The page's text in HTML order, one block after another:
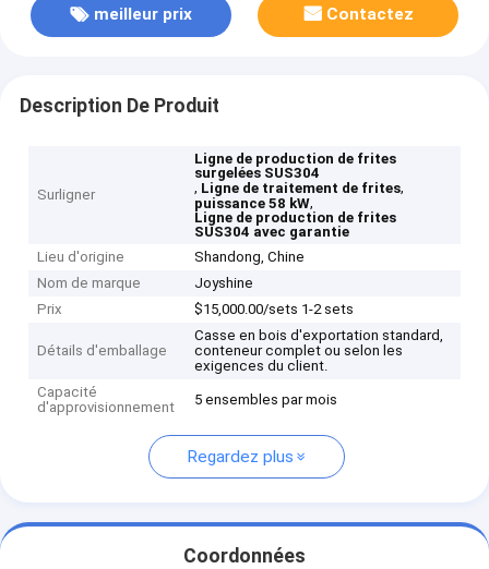
meilleur prix Contactez
Description De Produit
Surligner
Ligne de production de frites
surgelées SUS304
, Ligne de traitement de frites,
puissance 58 kW,
Ligne de production de frites
SUS304 avec garantie
Lieu d'origine
Shandong, Chine
Nom de marque
Joyshine
Prix
$15,000.00/sets 1-2 sets
Détails d'emballage
Casse en bois d'exportation standard,
conteneur complet ou selon les
exigences du client.
Capacité
d'approvisionnement
5 ensembles par mois
Regardez plus
Coordonnées